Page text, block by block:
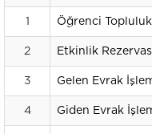
1 Öğrenci
2 Etkinlik
3 Gelen Evrak
4 Giden Evrak